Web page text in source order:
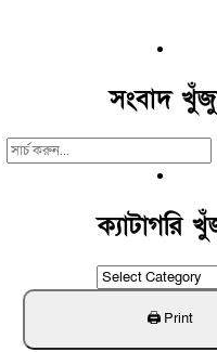
সংবাদ
Search
ক্যাটাগরি
ক্যাটাগরি
খুঁজুন